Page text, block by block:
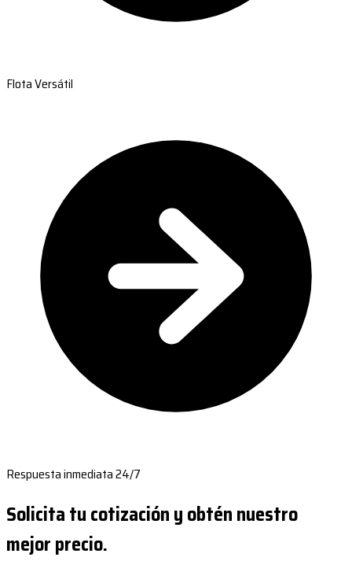
Flota Versátil
Respuesta inmediata 24/7
Solicita tu cotización y obtén nuestro
mejor precio.